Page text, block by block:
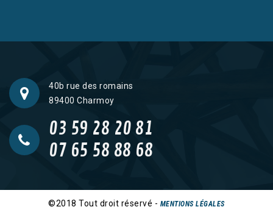
40b rue des romains
89400 Charmoy
03 59 28 20 81
07 65 58 88 68
©2018 Tout droit réservé - MENTIONS LÉGALES